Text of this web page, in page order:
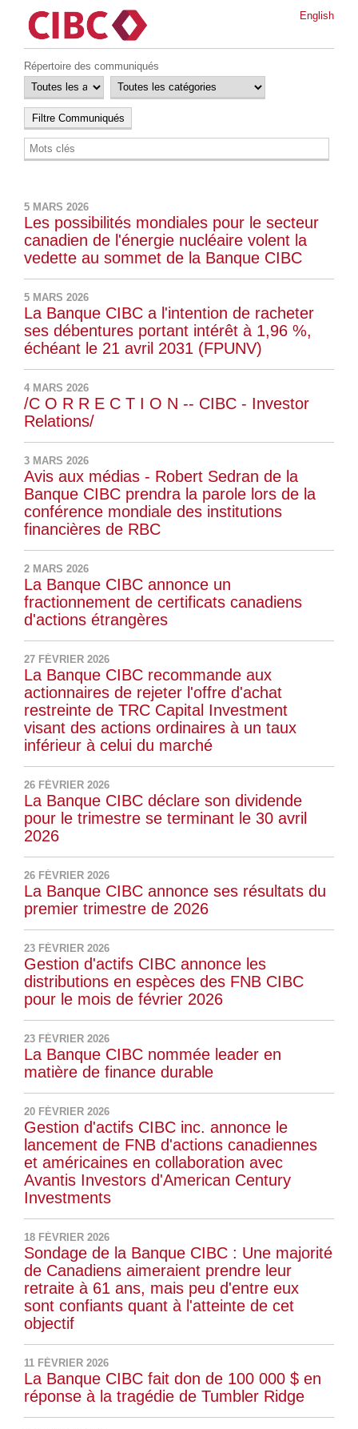
English
Répertoire des communiqués
5 MARS 2026
Les possibilités mondiales pour le secteur
canadien de l'énergie nucléaire volent la
vedette au sommet de la Banque CIBC
5 MARS 2026
La Banque CIBC a l'intention de racheter
ses débentures portant intérêt à 1,96 %,
échéant le 21 avril 2031 (FPUNV)
4 MARS 2026
/C O R R E C T I O N -- CIBC - Investor
Relations/
3 MARS 2026
Avis aux médias - Robert Sedran de la
Banque CIBC prendra la parole lors de la
conférence mondiale des institutions
financières de RBC
2 MARS 2026
La Banque CIBC annonce un
fractionnement de certificats canadiens
d'actions étrangères
27 FÉVRIER 2026
La Banque CIBC recommande aux
actionnaires de rejeter l'offre d'achat
restreinte de TRC Capital Investment
visant des actions ordinaires à un taux
inférieur à celui du marché
26 FÉVRIER 2026
La Banque CIBC déclare son dividende
pour le trimestre se terminant le 30 avril
2026
26 FÉVRIER 2026
La Banque CIBC annonce ses résultats du
premier trimestre de 2026
23 FÉVRIER 2026
Gestion d'actifs CIBC annonce les
distributions en espèces des FNB CIBC
pour le mois de février 2026
23 FÉVRIER 2026
La Banque CIBC nommée leader en
matière de finance durable
20 FÉVRIER 2026
Gestion d'actifs CIBC inc. annonce le
lancement de FNB d'actions canadiennes
et américaines en collaboration avec
Avantis Investors d'American Century
Investments
18 FÉVRIER 2026
Sondage de la Banque CIBC : Une majorité
de Canadiens aimeraient prendre leur
retraite à 61 ans, mais peu d'entre eux
sont confiants quant à l'atteinte de cet
objectif
11 FÉVRIER 2026
La Banque CIBC fait don de 100 000 $ en
réponse à la tragédie de Tumbler Ridge